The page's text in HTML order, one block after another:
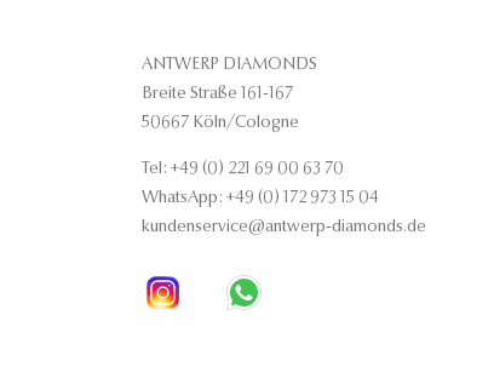
ANTWERP DIAMONDS
Breite Straße 161-167
50667 Köln/Cologne
Tel: +49 (0) 221 69 00 63 70
WhatsApp: +49 (0) 172 973 15 04
kundenservice@antwerp-diamonds.de